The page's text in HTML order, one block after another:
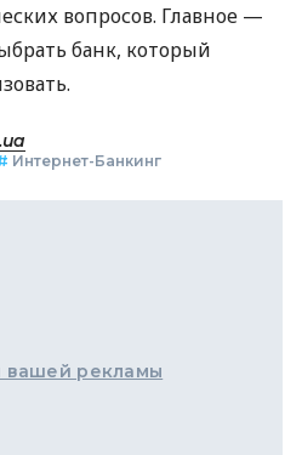
вопросов. Главное —
банк, который
Интернет-Банкинг
вашей рекламы